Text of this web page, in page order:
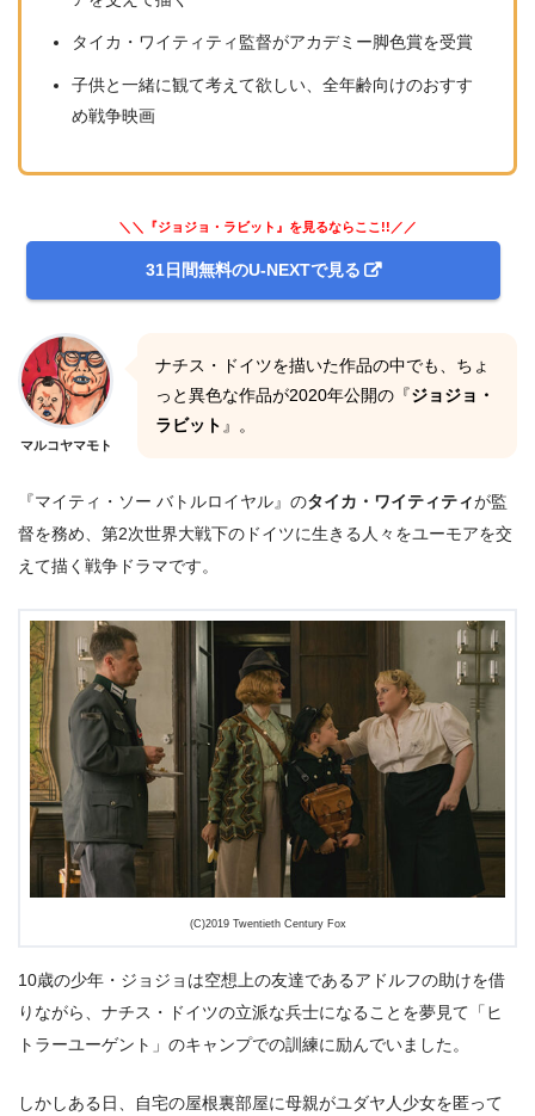
タイカ・ワイティティ監督がアカデミー脚色賞を受賞
子供と一緒に観て考えて欲しい、全年齢向けのおすす
め戦争映画
＼＼『ジョジョ・ラビット』を見るならここ!!／／
31日間無料のU-NEXTで見る
マルコヤマモト
ナチス・ドイツを描いた作品の中でも、ちょ
っと異色な作品が2020年公開の『 ジョジョ・
ラビット 』。
『マイティ・ソー バトルロイヤル』のタイカ・ワイティティが監
督を務め、第2次世界大戦下のドイツに生きる人々をユーモアを交
えて描く戦争ドラマです。
(C)2019 Twentieth Century Fox
10歳の少年・ジョジョは空想上の友達であるアドルフの助けを借
りながら、ナチス・ドイツの立派な兵士になることを夢見て「ヒ
トラーユーゲント」のキャンプでの訓練に励んでいました。
しかしある日、自宅の屋根裏部屋に母親がユダヤ人少女を匿って